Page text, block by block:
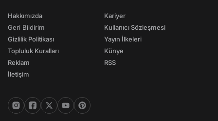
Hakkımızda
Geri Bildirim
Gizlilik Politikası
Topluluk Kuralları
Reklam
İletişim
Kariyer
Kullanıcı Sözleşmesi
Yayın İlkeleri
Künye
RSS